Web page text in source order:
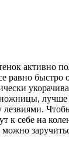
активно
равно быстро
лучше
к себе на